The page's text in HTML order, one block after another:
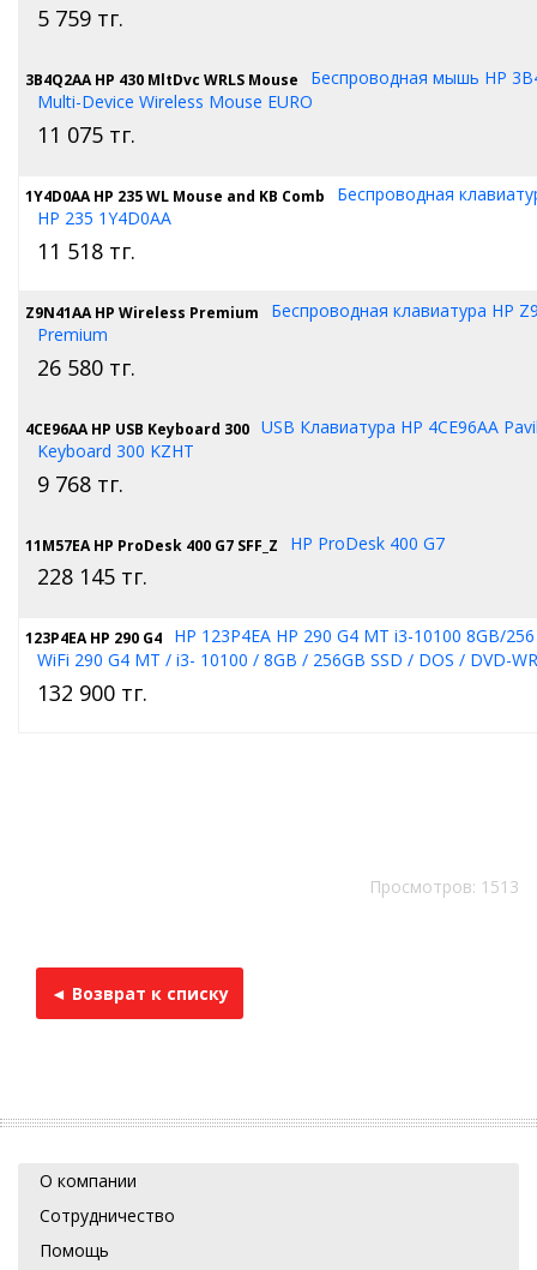
5 759 тг.
3B4Q2AA HP 430 MltDvc WRLS Mouse
Беспроводная мышь HP
Multi-Device Wireless Mouse EURO
11 075 тг.
1Y4D0AA HP 235 WL Mouse and KB Comb
Беспроводная
HP 235 1Y4D0AA
11 518 тг.
Z9N41AA HP Wireless Premium
Беспроводная клавиатура HP
Premium
26 580 тг.
4CE96AA HP USB Keyboard 300 USB Клавиатура HP 4CE96AA
Keyboard 300 KZHT
9 768 тг.
11M57EA HP ProDesk 400 G7 SFF_Z HP ProDesk 400 G7
228 145 тг.
123P4EA HP 290 G4
HP 123P4EA HP 290 G4 MT i3-10100 8GB/
WiFi 290 G4 MT / i3- 10100 / 8GB / 256GB SSD / DOS / DVD-
132 900 тг.
Просмотров: 1513
◄ Возврат к списку
О компании
Сотрудничество
Помощь